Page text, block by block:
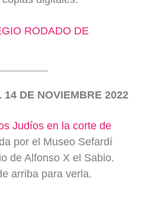
RODADO DE
14 DE NOVIEMBRE 2022
Judíos en la corte de
por el Museo Sefardí
de Alfonso X el Sabio.
arriba para verla.